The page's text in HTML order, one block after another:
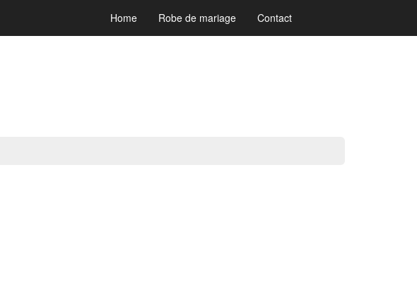
Home Robe de mariage Contact